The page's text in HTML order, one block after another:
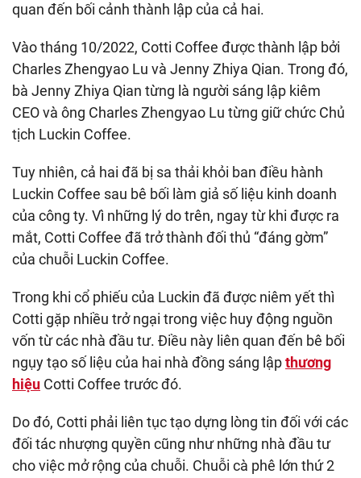
quan đến bối cảnh thành lập của cả hai.
Vào tháng 10/2022, Cotti Coffee được thành lập bởi
Charles Zhengyao Lu và Jenny Zhiya Qian. Trong đó,
bà Jenny Zhiya Qian từng là người sáng lập kiêm
CEO và ông Charles Zhengyao Lu từng giữ chức Chủ
tịch Luckin Coffee.
Tuy nhiên, cả hai đã bị sa thải khỏi ban điều hành
Luckin Coffee sau bê bối làm giả số liệu kinh doanh
của công ty. Vì những lý do trên, ngay từ khi được ra
mắt, Cotti Coffee đã trở thành đối thủ “đáng gờm”
của chuỗi Luckin Coffee.
Trong khi cổ phiếu của Luckin đã được niêm yết thì
Cotti gặp nhiều trở ngại trong việc huy động nguồn
vốn từ các nhà đầu tư. Điều này liên quan đến bê bối
ngụy tạo số liệu của hai nhà đồng sáng lậpthương
hiệu Cotti Coffee trước đó.
Do đó, Cotti phải liên tục tạo dựng lòng tin đối với các
đối tác nhượng quyền cũng như những nhà đầu tư
cho việc mở rộng của chuỗi. Chuỗi cà phê lớn thứ 2